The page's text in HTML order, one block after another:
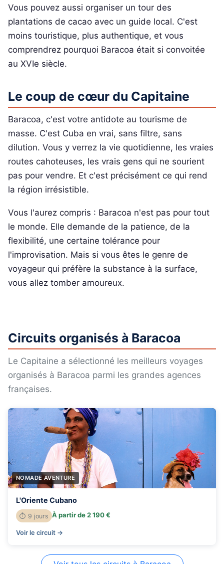
Vous pouvez aussi organiser un tour des
plantations de cacao avec un guide local. C'est
moins touristique, plus authentique, et vous
comprendrez pourquoi Baracoa était si convoitée
au XVIe siècle.
Le coup de cœur du Capitaine
Baracoa, c'est votre antidote au tourisme de
masse. C'est Cuba en vrai, sans filtre, sans
dilution. Vous y verrez la vie quotidienne, les vraies
routes cahoteuses, les vrais gens qui ne sourient
pas pour vendre. Et c'est précisément ce qui rend
la région irrésistible.
Vous l'aurez compris : Baracoa n'est pas pour tout
le monde. Elle demande de la patience, de la
flexibilité, une certaine tolérance pour
l'improvisation. Mais si vous êtes le genre de
voyageur qui préfère la substance à la surface,
vous allez tomber amoureux.
Circuits organisés à Baracoa
Le Capitaine a sélectionné les meilleurs voyages
organisés à Baracoa parmi les grandes agences
françaises.
NOMADE AVENTURE
L'Oriente Cubano
⏱ 9 jours À partir de 2 190 €
Voir le circuit →